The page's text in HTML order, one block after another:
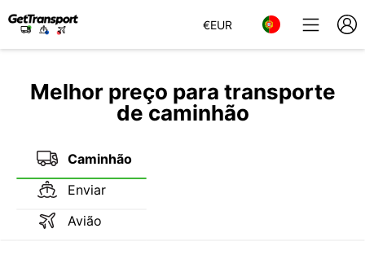
€EUR
Melhor preço para transporte
de caminhão
Caminhão
Enviar
Avião